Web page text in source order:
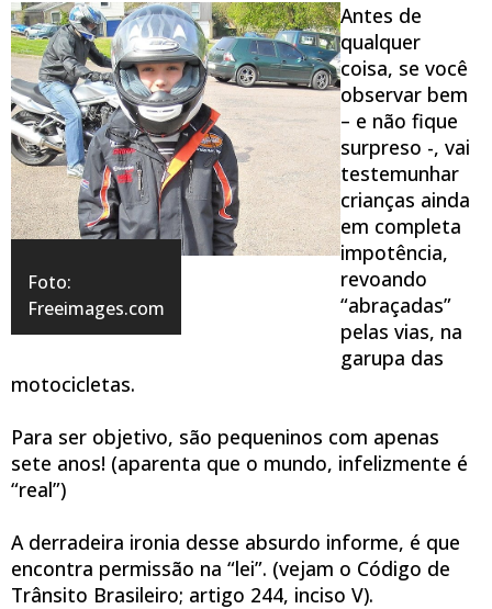
Foto:
Freeimages.com
Antes de
qualquer
coisa, se você
observar bem
– e não fique
surpreso -, vai
testemunhar
crianças ainda
em completa
impotência,
revoando
“abraçadas”
pelas vias, na
garupa das
motocicletas.
Para ser objetivo, são pequeninos com apenas
sete anos! (aparenta que o mundo, infelizmente é
“real”)
A derradeira ironia desse absurdo informe, é que
encontra permissão na “lei”. (vejam o Código de
Trânsito Brasileiro; artigo 244, inciso V).